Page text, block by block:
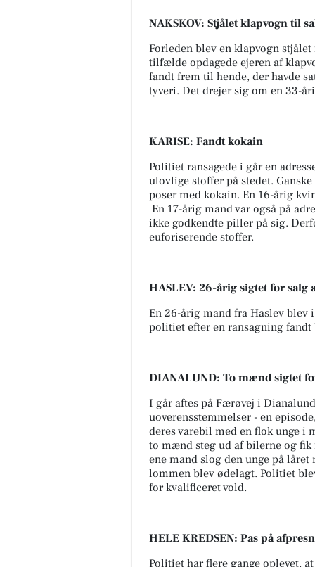
NAKSKOV: Stjålet klapvogn til
Forleden blev en klapvogn
tilfælde opdagede ejeren af
fandt frem til hende, der havde
tyveri. Det drejer sig om en 33-
KARISE: Fandt kokain
Politiet ransagede i går en
ulovlige stoffer på stedet.
poser med kokain. En 16-årig
En 17-årig mand var også på
ikke godkendte piller på sig.
euforiserende stoffer.
HASLEV: 26-årig sigtet for salg
En 26-årig mand fra Haslev blev
politiet efter en ransagning fandt
DIANALUND: To mænd sigtet
I går aftes på Færøvej i
uoverensstemmelser - en
deres varebil med en flok unge i
to mænd steg ud af bilerne og fik
ene mand slog den unge på
lommen blev ødelagt. Politiet
for kvalificeret vold.
HELE KREDSEN: Pas på
Politiet har flere gange oplevet,